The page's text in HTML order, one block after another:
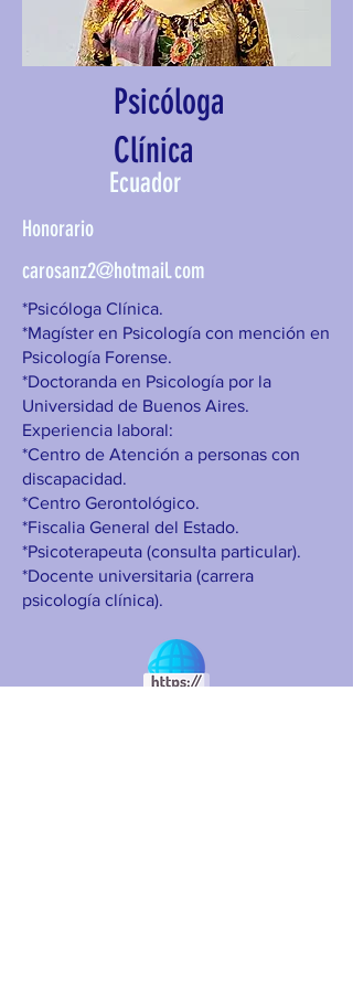
Psicóloga
Clínica
Ecuador
Honorario
carosanz2@hotmail.com
*Psicóloga Clínica.
*Magíster en Psicología con mención en
Psicología Forense.
*Doctoranda en Psicología por la
Universidad de Buenos Aires.
Experiencia laboral:
*Centro de Atención a personas con
discapacidad.
*Centro Gerontológico.
*Fiscalia General del Estado.
*Psicoterapeuta (consulta particular).
*Docente universitaria (carrera
psicología clínica).